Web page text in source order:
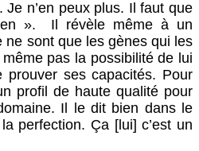
n’en peux plus. Il faut que
». Il révèle même à un
ne sont que les gènes qui les
pas la possibilité de lui
prouver ses capacités. Pour
profil de haute qualité pour
Il le dit bien dans le
perfection. Ça [lui] c’est un